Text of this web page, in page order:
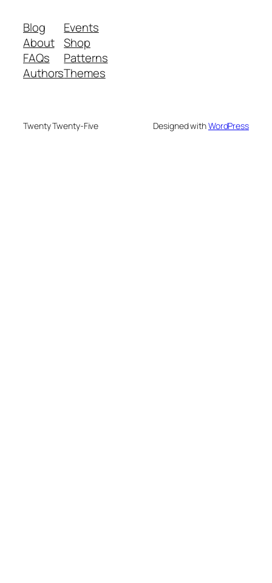
Blog
About
FAQs
Authors
Events
Shop
Patterns
Themes
Twenty Twenty-Five Designed withWordPress